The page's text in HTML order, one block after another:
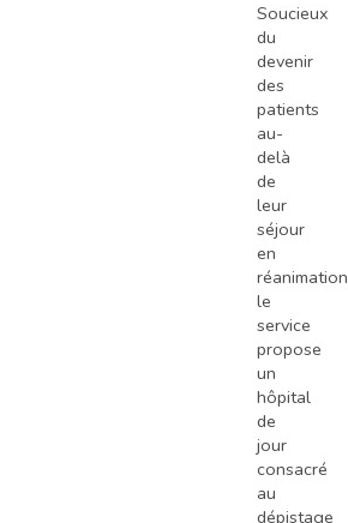
Soucieux
du
devenir
des
patients
au-
delà
de
leur
séjour
en
le
service
propose
un
hôpital
de
jour
consacré
au
dépistage